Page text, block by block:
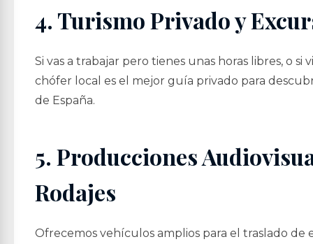
4. Turismo Privado y
Si vas a trabajar pero tienes unas horas libres, o si
chófer local es el mejor guía privado para
de España.
5. Producciones
Rodajes
Ofrecemos vehículos amplios para el traslado de